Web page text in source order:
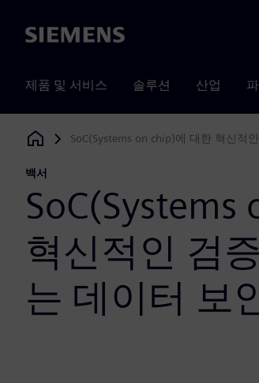
Siemens
제품 및 서비스 솔루션 산업
Siemens Digital Industries Software
SoC(Systems on chip)에 대한 혁신적
백서
혁신적인 검
는 데이터 보